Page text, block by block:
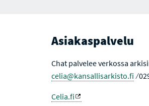
Asiakaspalvelu
Chat palvelee verkossa
celia@kansallisarkisto.fi ⁄
Celia.fi